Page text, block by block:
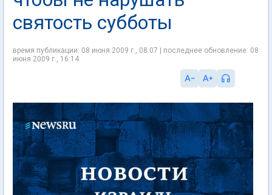
святость субботы
время публикации: 08 июня 2009 г., 08:07 | последнее обновление: 08
июня 2009 г., 16:14